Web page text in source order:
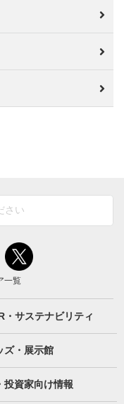
一覧
・サステナビリティ
ズ・展示館
投資家向け情報